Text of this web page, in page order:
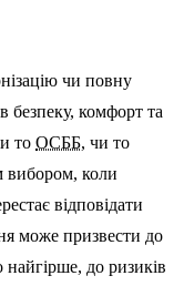
чи повну
безпеку, комфорт та
то ОСББ, чи то
вибором, коли
відповідати
може призвести до
до ризиків